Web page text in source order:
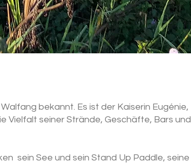
bekannt. Es ist der Kaiserin Eugénie,
Vielfalt seiner Strände, Geschäfte, Bars und
sein See und sein Stand Up Paddle, seine